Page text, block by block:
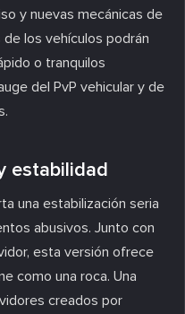
y nuevas mecánicas de
los vehículos podrán
o tranquilos
del PvP vehicular y de
estabilidad
una estabilización seria
abusivos. Junto con
esta versión ofrece
como una roca. Una
creados por